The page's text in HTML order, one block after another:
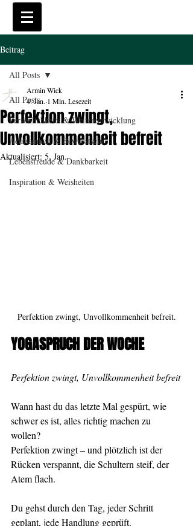
Beitrag
All Posts
Persönlichkeits & Weiterentwicklung
Achtsamkeit & Bewusstsein
Lebensfreude & Dankbarkeit
Inspiration & Weisheiten
All Posts
Perfektion zwingt,
Unvollkommenheit befreit
Armin Wick
4. Jan. 1 Min. Lesezeit
Aktualisiert: 5. Jan.
Perfektion zwingt, Unvollkommenheit befreit.
YOGASPRUCH DER WOCHE
Perfektion zwingt, Unvollkommenheit befreit
Wann hast du das letzte Mal gespürt, wie
schwer es ist, alles richtig machen zu
wollen?
Perfektion zwingt – und plötzlich ist der
Rücken verspannt, die Schultern steif, der
Atem flach.
Du gehst durch den Tag, jeder Schritt
geplant, jede Handlung geprüft.